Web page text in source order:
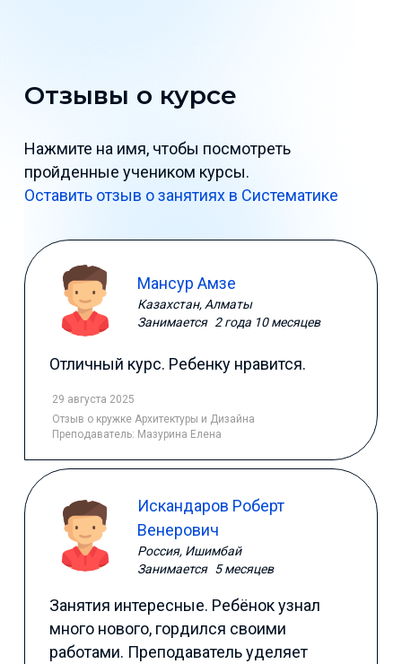
Отзывы о курсе
Нажмите на имя, чтобы посмотреть
пройденные учеником курсы.
Оставить отзыв о занятиях в Систематике
Мансур Амзе
Казахстан, Алматы
Занимается 2 года 10 месяцев
Отличный курс. Ребенку нравится.
29 августа 2025
Отзыв о кружке Архитектуры и Дизайна
Преподаватель: Мазурина Елена
Искандаров Роберт
Венерович
Россия, Ишимбай
Занимается 5 месяцев
Занятия интересные. Ребёнок узнал
много нового, гордился своими
работами. Преподаватель уделяет